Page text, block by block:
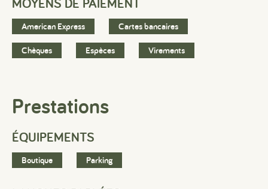
American Express Cartes bancaires
Chèques Espèces Virements
Prestations
ÉQUIPEMENTS
Boutique Parking